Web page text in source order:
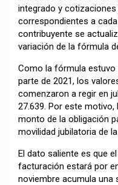
integrado y
correspondientes a
contribuyente se
variación de la fórmula
Como la fórmula estuvo
parte de 2021, los
comenzaron a regir en
27.639. Por este
monto de la obligación
movilidad jubilatoria de
El dato saliente es que
facturación estará por
noviembre acumula una